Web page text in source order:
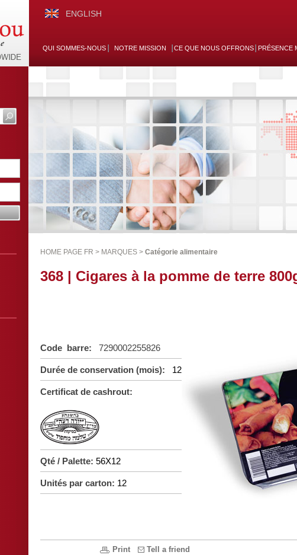
ENGLISH
QUI SOMMES-NOUS NOTRE MISSION CE QUE NOUS OFFRONS PRÉSENCE
HOME PAGE FR > MARQUES > Catégorie alimentaire
368 | Cigares à la pomme de terre
Code barre: 7290002255826
Durée de conservation (mois): 12
Certificat de cashrout:
Qté / Palette: 56X12
Unités par carton: 12
Print Tell a friend